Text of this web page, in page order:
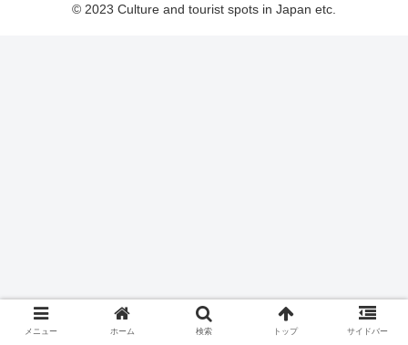
© 2023 Culture and tourist spots in Japan etc.
メニュー ホーム 検索 トップ サイドバー